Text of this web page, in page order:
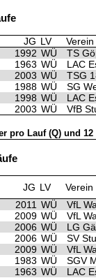
JG LV
Verein
1992 WÜ
TS
1963 WÜ
LAC
2003 WÜ
TSG
1988 WÜ
SG
1998 WÜ
LAC
2003 WÜ VfB
pro Lauf (Q) und
JG LV
Verein
2011 WÜ
VfL
2009 WÜ
VfL
2006 WÜ
LG
2006 WÜ
SV
2009 WÜ
VfL
1983 WÜ
SGV
1963 WÜ LAC